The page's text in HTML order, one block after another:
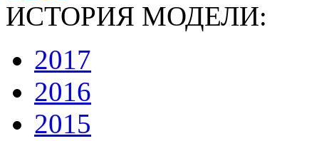
ИСТОРИЯ МОДЕЛИ:
2017
2016
2015